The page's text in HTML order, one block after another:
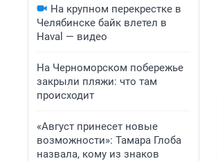
На крупном перекрестке в
Челябинске байк влетел в
Haval — видео
На Черноморском побережье
закрыли пляжи: что там
происходит
«Август принесет новые
возможности»: Тамара Глоба
назвала, кому из знаков